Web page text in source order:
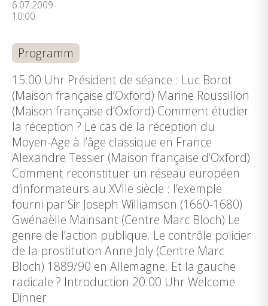
6.07.2009
10:00
Programm
15.00 Uhr Président de séance : Luc Borot
(Maison française d’Oxford) Marine Roussillon
(Maison française d’Oxford) Comment étudier
la réception ? Le cas de la réception du
Moyen-Age à l’âge classique en France
Alexandre Tessier (Maison française d’Oxford)
Comment reconstituer un réseau européen
d’informateurs au XVIIe siècle : l’exemple
fourni par Sir Joseph Williamson (1660-1680)
Gwénaëlle Mainsant (Centre Marc Bloch) Le
genre de l’action publique. Le contrôle policier
de la prostitution Anne Joly (Centre Marc
Bloch) 1889/90 en Allemagne. Et la gauche
radicale ? Introduction 20.00 Uhr Welcome
Dinner